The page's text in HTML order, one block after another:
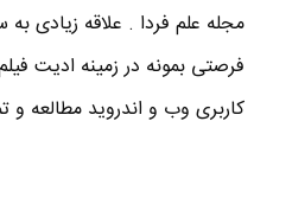
مجله علم فردا . علاقه زیادی به
فرصتی بمونه در زمینه ادیت
کاربری وب و اندروید مطالعه و